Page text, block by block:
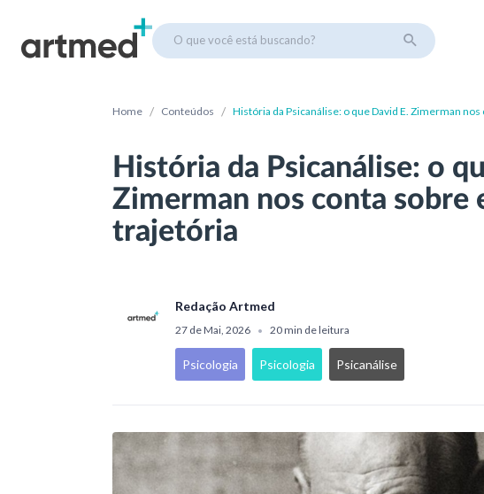
O que você está buscando?
Home / Conteúdos / História da Psicanálise: o que David E. Zimerman
História da Psicanálise: o
Zimerman nos conta sobre
trajetória
Redação Artmed
27 de Mai, 2026 • 20 min de leitura
Psicologia Psicologia Psicanálise